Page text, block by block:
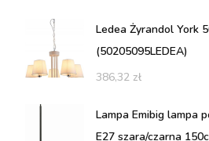
Ledea Żyrandol York
(50205095LEDEA)
386,32 zł
Lampa Emibig lampa
E27 szara/czarna